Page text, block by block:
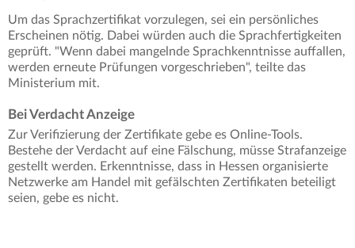
Um das Sprachzertifikat vorzulegen, sei ein persönliches
Erscheinen nötig. Dabei würden auch die Sprachfertigkeiten
geprüft. "Wenn dabei mangelnde Sprachkenntnisse auffallen,
werden erneute Prüfungen vorgeschrieben", teilte das
Ministerium mit.
Bei Verdacht Anzeige
Zur Verifizierung der Zertifikate gebe es Online-Tools.
Bestehe der Verdacht auf eine Fälschung, müsse Strafanzeige
gestellt werden. Erkenntnisse, dass in Hessen organisierte
Netzwerke am Handel mit gefälschten Zertifikaten beteiligt
seien, gebe es nicht.